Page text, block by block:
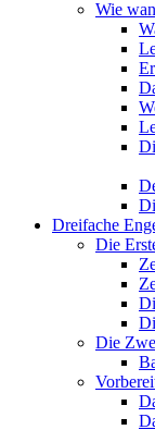
Wie
Dreifache
Die
Die